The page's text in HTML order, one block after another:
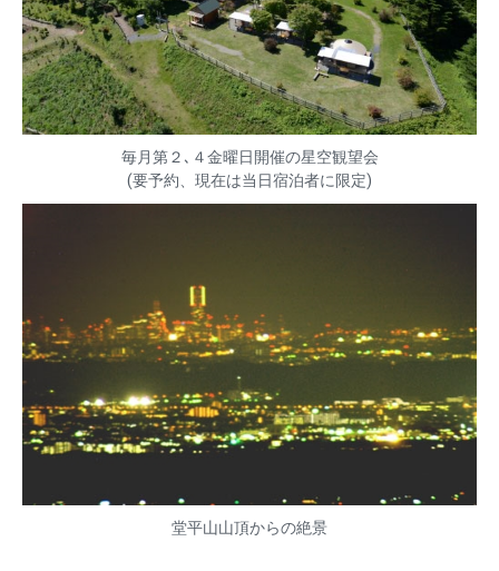
毎月第２､４金曜日開催の星空観望会
(要予約、現在は当日宿泊者に限定)
堂平山山頂からの絶景